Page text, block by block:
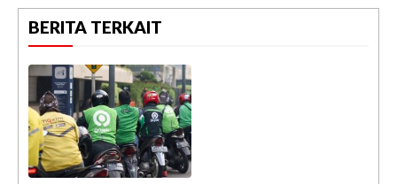
BERITA TERKAIT